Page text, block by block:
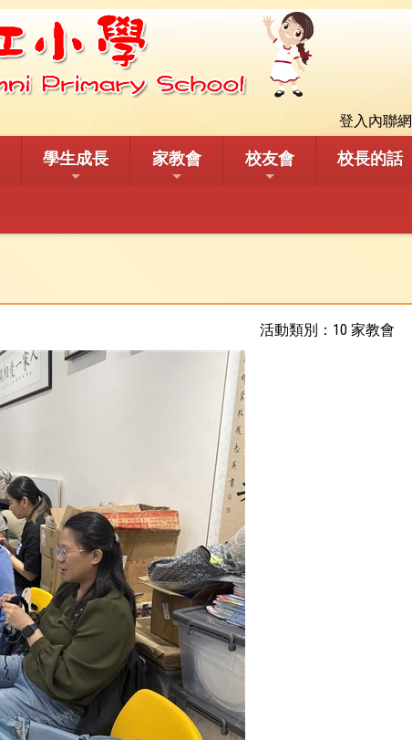
登入內聯網
學生成長 家教會 校友會 校長的話
活動類別：10 家教會